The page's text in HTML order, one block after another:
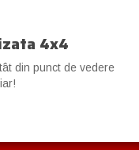
4x4
din punct de vedere